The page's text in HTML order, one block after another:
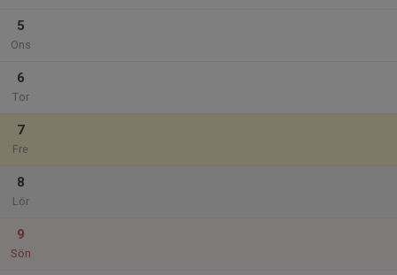
5
Ons
6
Tor
7
Fre
8
Lör
9
Sön